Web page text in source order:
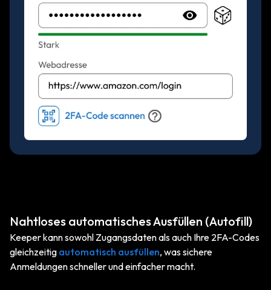
Nahtloses automatisches Ausfüllen (Autofill)
Keeper kann sowohl Zugangsdaten als auch Ihre 2FA-Codes
gleichzeitig automatisch ausfüllen, was sichere
Anmeldungen schneller und einfacher macht.